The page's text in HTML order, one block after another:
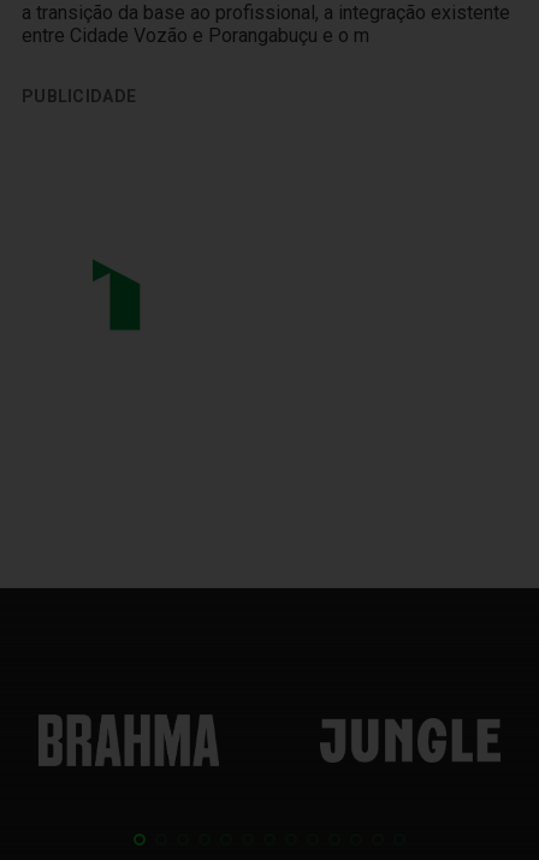
a transição da base ao profissional, a integração existente
entre Cidade Vozão e Porangabuçu e o m
PUBLICIDADE